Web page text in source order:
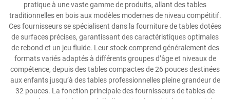
pratique à une vaste gamme de produits, allant des tables
traditionnelles en bois aux modèles modernes de niveau compétitif.
Ces fournisseurs se spécialisent dans la fourniture de tables dotées
de surfaces précises, garantissant des caractéristiques optimales
de rebond et un jeu fluide. Leur stock comprend généralement des
formats variés adaptés à différents groupes d’âge et niveaux de
compétence, depuis des tables compactes de 26 pouces destinées
aux enfants jusqu’à des tables professionnelles pleine grandeur de
32 pouces. La fonction principale des fournisseurs de tables de